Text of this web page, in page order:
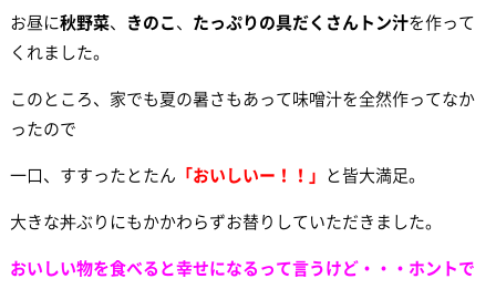
お昼に秋野菜、 きのこ 、 たっぷりの具だくさんトン汁を作って
くれました。
このところ、家でも夏の暑さもあって味噌汁を全然作ってなか
ったので
一口、すすったとたん 「おいしいー！！」 と皆大満足。
大きな丼ぶりにもかかわらずお替りしていただきました。
おいしい物を食べると幸せになるって言うけど・・・ホントで